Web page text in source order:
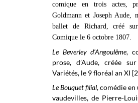
comique en trois actes,
Goldmann et Joseph Aude,
ballet de Richard, créé
Comique le 6 octobre 1807.
Le Beverley d’Angoulême,
prose, d’Aude, créée
Variétés, le 9 floréal an XI
Le Bouquet filial, comédie en
vaudevilles, de Pierre-